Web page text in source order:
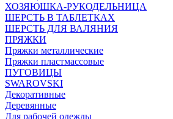
ХОЗЯЮШКА-РУКОДЕЛЬНИЦА
ШЕРСТЬ В ТАБЛЕТКАХ
ШЕРСТЬ ДЛЯ ВАЛЯНИЯ
ПРЯЖКИ
Пряжки металлические
Пряжки пластмассовые
ПУГОВИЦЫ
SWAROVSKI
Декоративные
Деревянные
Для рабочей одежды